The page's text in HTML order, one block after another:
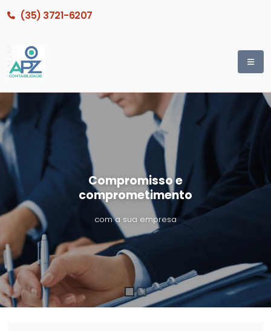
(35) 3721-6207
Compromisso e
comprometimento
com a sua empresa